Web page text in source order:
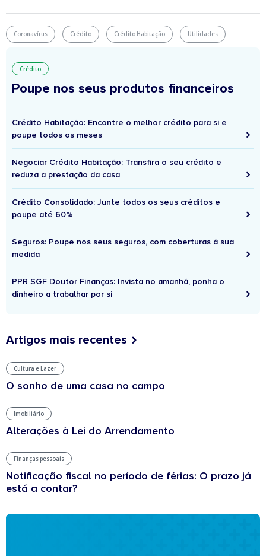
Coronavírus Crédito Crédito Habitação Utilidades
Crédito
Poupe nos seus produtos financeiros
Crédito Habitação: Encontre o melhor crédito para si e
poupe todos os meses
Negociar Crédito Habitação: Transfira o seu crédito e
reduza a prestação da casa
Crédito Consolidado: Junte todos os seus créditos e
poupe até 60%
Seguros: Poupe nos seus seguros, com coberturas à sua
medida
PPR SGF Doutor Finanças: Invista no amanhã, ponha o
dinheiro a trabalhar por si
Artigos mais recentes
Cultura e Lazer
O sonho de uma casa no campo
Imobiliário
Alterações à Lei do Arrendamento
Finanças pessoais
Notificação fiscal no período de férias: O prazo já
está a contar?